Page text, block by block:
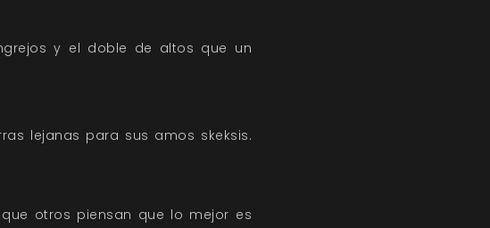
y el doble de altos que un
lejanas para sus amos skeksis.
otros piensan que lo mejor es